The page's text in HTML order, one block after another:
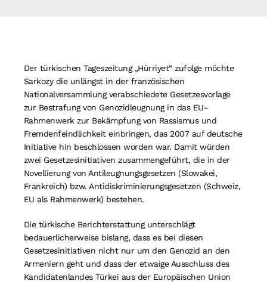
Der türkischen Tageszeitung „Hürriyet“ zufolge möchte
Sarkozy die unlängst in der französischen
Nationalversammlung verabschiedete Gesetzesvorlage
zur Bestrafung von Genozidleugnung in das EU-
Rahmenwerk zur Bekämpfung von Rassismus und
Fremdenfeindlichkeit einbringen, das 2007 auf deutsche
Initiative hin beschlossen worden war. Damit würden
zwei Gesetzesinitiativen zusammengeführt, die in der
Novellierung von Antileugnungsgesetzen (Slowakei,
Frankreich) bzw. Antidiskriminierungsgesetzen (Schweiz,
EU als Rahmenwerk) bestehen.
Die türkische Berichterstattung unterschlägt
bedauerlicherweise bislang, dass es bei diesen
Gesetzesinitiativen nicht nur um den Genozid an den
Armeniern geht und dass der etwaige Ausschluss des
Kandidatenlandes Türkei aus der Europäischen Union